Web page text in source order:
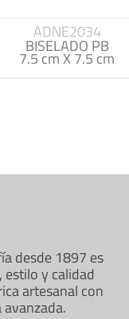
ADNE2034
BISELADO PB
7.5 cm X 7.5 cm
desde 1897 es
estilo y calidad
artesanal con